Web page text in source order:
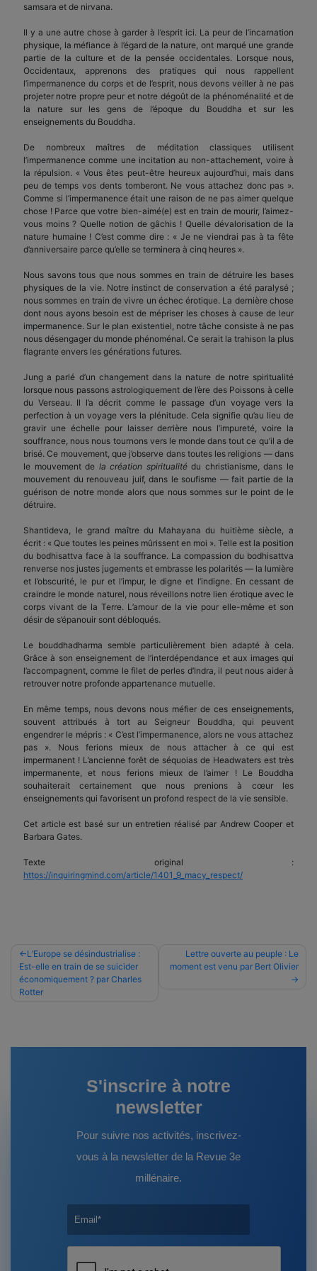
samsara et de nirvana.
Il y a une autre chose à garder à l’esprit ici. La peur de l’incarnation
physique, la méfiance à l’égard de la nature, ont marqué une grande
partie de la culture et de la pensée occidentales. Lorsque nous,
Occidentaux, apprenons des pratiques qui nous rappellent
l’impermanence du corps et de l’esprit, nous devons veiller à ne pas
projeter notre propre peur et notre dégoût de la phénoménalité et de
la nature sur les gens de l’époque du Bouddha et sur les
enseignements du Bouddha.
De nombreux maîtres de méditation classiques utilisent
l’impermanence comme une incitation au non-attachement, voire à
la répulsion. « Vous êtes peut-être heureux aujourd’hui, mais dans
peu de temps vos dents tomberont. Ne vous attachez donc pas ».
Comme si l’impermanence était une raison de ne pas aimer quelque
chose ! Parce que votre bien-aimé(e) est en train de mourir, l’aimez-
vous moins ? Quelle notion de gâchis ! Quelle dévalorisation de la
nature humaine ! C’est comme dire : « Je ne viendrai pas à ta fête
d’anniversaire parce qu’elle se terminera à cinq heures ».
Nous savons tous que nous sommes en train de détruire les bases
physiques de la vie. Notre instinct de conservation a été paralysé ;
nous sommes en train de vivre un échec érotique. La dernière chose
dont nous ayons besoin est de mépriser les choses à cause de leur
impermanence. Sur le plan existentiel, notre tâche consiste à ne pas
nous désengager du monde phénoménal. Ce serait la trahison la plus
flagrante envers les générations futures.
Jung a parlé d’un changement dans la nature de notre spiritualité
lorsque nous passons astrologiquement de l’ère des Poissons à celle
du Verseau. Il l’a décrit comme le passage d’un voyage vers la
perfection à un voyage vers la plénitude. Cela signifie qu’au lieu de
gravir une échelle pour laisser derrière nous l’impureté, voire la
souffrance, nous nous tournons vers le monde dans tout ce qu’il a de
brisé. Ce mouvement, que j’observe dans toutes les religions — dans
le mouvement de la création spiritualitédu christianisme, dans le
mouvement du renouveau juif, dans le soufisme — fait partie de la
guérison de notre monde alors que nous sommes sur le point de le
détruire.
Shantideva, le grand maître du Mahayana du huitième siècle, a
écrit : « Que toutes les peines mûrissent en moi ». Telle est la position
du bodhisattva face à la souffrance. La compassion du bodhisattva
renverse nos justes jugements et embrasse les polarités — la lumière
et l’obscurité, le pur et l’impur, le digne et l’indigne. En cessant de
craindre le monde naturel, nous réveillons notre lien érotique avec le
corps vivant de la Terre. L’amour de la vie pour elle-même et son
désir de s’épanouir sont débloqués.
Le bouddhadharma semble particulièrement bien adapté à cela.
Grâce à son enseignement de l’interdépendance et aux images qui
l’accompagnent, comme le filet de perles d’Indra, il peut nous aider à
retrouver notre profonde appartenance mutuelle.
En même temps, nous devons nous méfier de ces enseignements,
souvent attribués à tort au Seigneur Bouddha, qui peuvent
engendrer le mépris : « C’est l’impermanence, alors ne vous attachez
pas ». Nous ferions mieux de nous attacher à ce qui est
impermanent ! L’ancienne forêt de séquoias de Headwaters est très
impermanente, et nous ferions mieux de l’aimer ! Le Bouddha
souhaiterait certainement que nous prenions à cœur les
enseignements qui favorisent un profond respect de la vie sensible.
Cet article est basé sur un entretien réalisé par Andrew Cooper et
Barbara Gates.
Texte original :
https://inquiringmind.com/article/1401_9_macy_respect/
Navigation
de
l’article
L’Europe se désindustrialise :
Est-elle en train de se suicider
économiquement ? par Charles
Rotter
Lettre ouverte au peuple : Le
moment est venu par Bert Olivier
S'inscrire à notre
newsletter
Pour suivre nos activités, inscrivez-
vous à la newsletter de la Revue 3e
millénaire.